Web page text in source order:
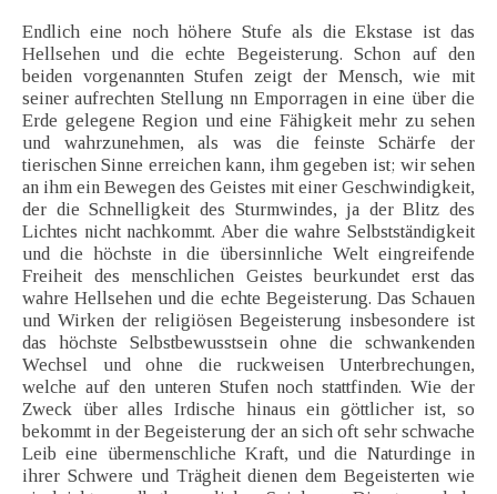
Endlich eine noch höhere Stufe als die Ekstase ist das
Hellsehen und die echte Begeisterung. Schon auf den
beiden vorgenannten Stufen zeigt der Mensch, wie mit
seiner aufrechten Stellung nn Emporragen in eine über die
Erde gelegene Region und eine Fähigkeit mehr zu sehen
und wahrzunehmen, als was die feinste Schärfe der
tierischen Sinne erreichen kann, ihm gegeben ist; wir sehen
an ihm ein Bewegen des Geistes mit einer Geschwindigkeit,
der die Schnelligkeit des Sturmwindes, ja der Blitz des
Lichtes nicht nachkommt. Aber die wahre Selbstständigkeit
und die höchste in die übersinnliche Welt eingreifende
Freiheit des menschlichen Geistes beurkundet erst das
wahre Hellsehen und die echte Begeisterung. Das Schauen
und Wirken der religiösen Begeisterung insbesondere ist
das höchste Selbstbewusstsein ohne die schwankenden
Wechsel und ohne die ruckweisen Unterbrechungen,
welche auf den unteren Stufen noch stattfinden. Wie der
Zweck über alles Irdische hinaus ein göttlicher ist, so
bekommt in der Begeisterung der an sich oft sehr schwache
Leib eine übermenschliche Kraft, und die Naturdinge in
ihrer Schwere und Trägheit dienen dem Begeisterten wie